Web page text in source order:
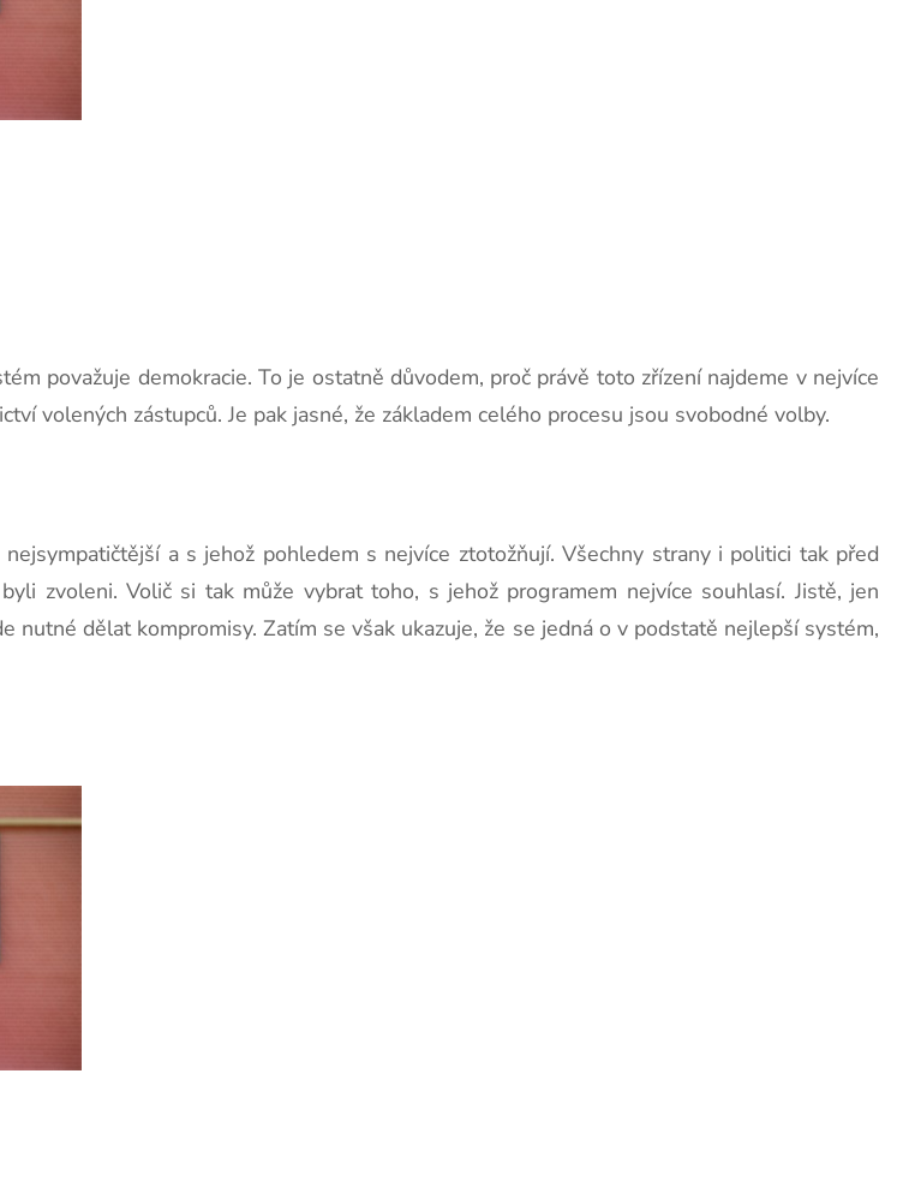
považuje demokracie. To je ostatně důvodem, proč právě toto zřízení najdeme v nejvíce
volených zástupců. Je pak jasné, že základem celého procesu jsou svobodné volby.
a s jehož pohledem s nejvíce ztotožňují. Všechny strany i politici tak před
zvoleni. Volič si tak může vybrat toho, s jehož programem nejvíce souhlasí. Jistě, jen
dělat kompromisy. Zatím se však ukazuje, že se jedná o v podstatě nejlepší systém,